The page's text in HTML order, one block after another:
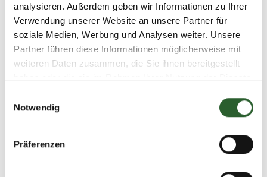
analysieren. Außerdem geben wir Informationen zu Ihrer
Verwendung unserer Website an unsere Partner für
soziale Medien, Werbung und Analysen weiter. Unsere
Partner führen diese Informationen möglicherweise mit
weiteren Daten zusammen, die Sie ihnen bereitgestellt
haben oder die sie im Rahmen Ihrer Nutzung der Dienste
Notwendig
Präferenzen
Conditioner tensidfrei &
Glanz für Kurz- und Langfell |
35,96 € pro 1 l
Tierspülung | Bio | sanfter
Conditioner tensidfrei &
Zitrusbasis | 500 ml | neuer
Glanz für Kurz- und Langfell |
25,98 € pro 1 l